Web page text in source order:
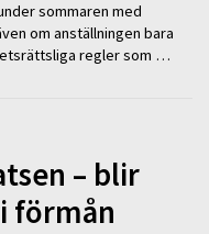
sommaren med
om anställningen bara
regler som …
– blir
förmån